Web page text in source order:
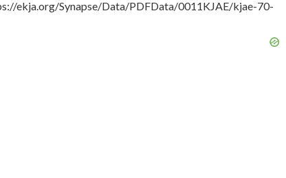
ekja.org/Synapse/Data/PDFData/0011KJAE/kjae-70-